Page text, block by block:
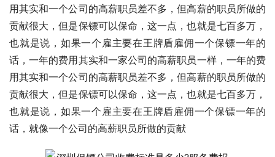
用其实和一个公司的高薪职员差不多，但高薪的职员所做的
贡献很大，但是保镖可以保命，这一点，也就是七百多万，
也就是说，如果一个雇主要在王牌盾雇佣一个保镖一年的
话，一年的费用其实和一家公司的高薪职员一样，一年的费
用其实和一个公司的高薪职员差不多，但高薪的职员所做的
贡献很大，但是保镖可以保命，这一点，也就是七百多万，
也就是说，如果一个雇主要在王牌盾雇佣一个保镖一年的
话，就像一个公司的高薪职员所做的贡献